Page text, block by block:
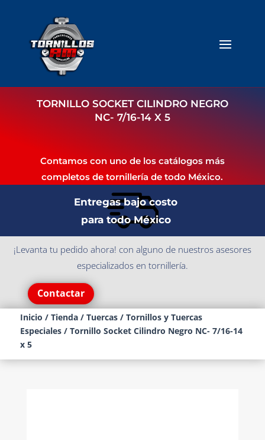
TORNILLO SOCKET CILINDRO NEGRO
NC- 7/16-14 X 5
Contamos con uno de los catálogos más
completos de tornillería de todo México.
Entregas bajo costo
para todo México
¡Levanta tu pedido ahora! con alguno de nuestros asesores
especializados en tornillería.
Contactar
Inicio / Tienda/ Tuercas/ Tornillos y Tuercas
Especiales/ Tornillo Socket Cilindro Negro NC- 7/16-14
x 5